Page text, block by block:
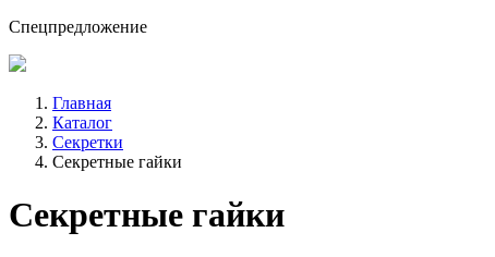
Спецпредложение
Главная
Каталог
Секретки
Секретные гайки
Секретные гайки